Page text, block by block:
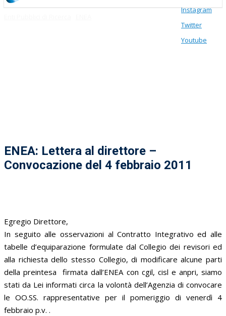
Instagram
Twitter
Youtube
ENEA: Lettera al direttore –
Convocazione del 4 febbraio 2011
Egregio Direttore,
In seguito alle osservazioni al Contratto Integrativo ed alle
tabelle d’equiparazione formulate dal Collegio dei revisori ed
alla richiesta dello stesso Collegio, di modificare alcune parti
della preintesa firmata dall’ENEA con cgil, cisl e anpri, siamo
stati da Lei informati circa la volontà dell’Agenzia di convocare
le OO.SS. rappresentative per il pomeriggio di venerdì 4
febbraio p.v. .